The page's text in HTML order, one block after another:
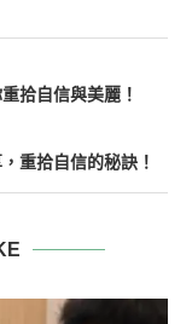
拾自信與美麗！
重拾自信的秘訣！